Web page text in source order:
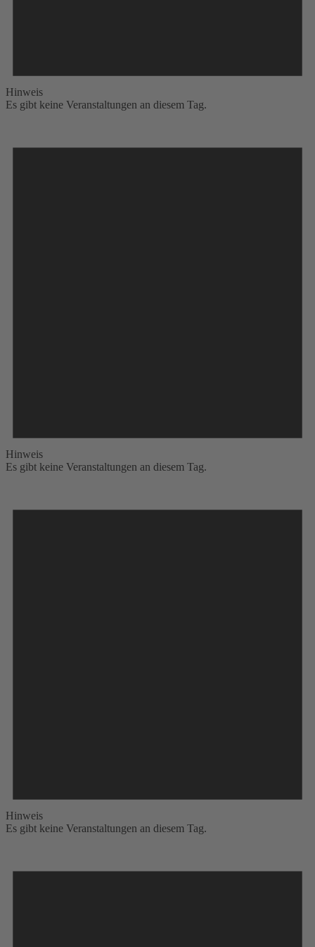
Hinweis
Es gibt keine Veranstaltungen an diesem Tag.
Hinweis
Es gibt keine Veranstaltungen an diesem Tag.
Hinweis
Es gibt keine Veranstaltungen an diesem Tag.